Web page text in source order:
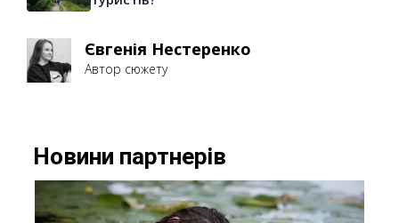
Євгенія Нестеренко
Автор сюжету